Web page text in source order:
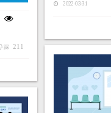
2022-03-31
踩 211